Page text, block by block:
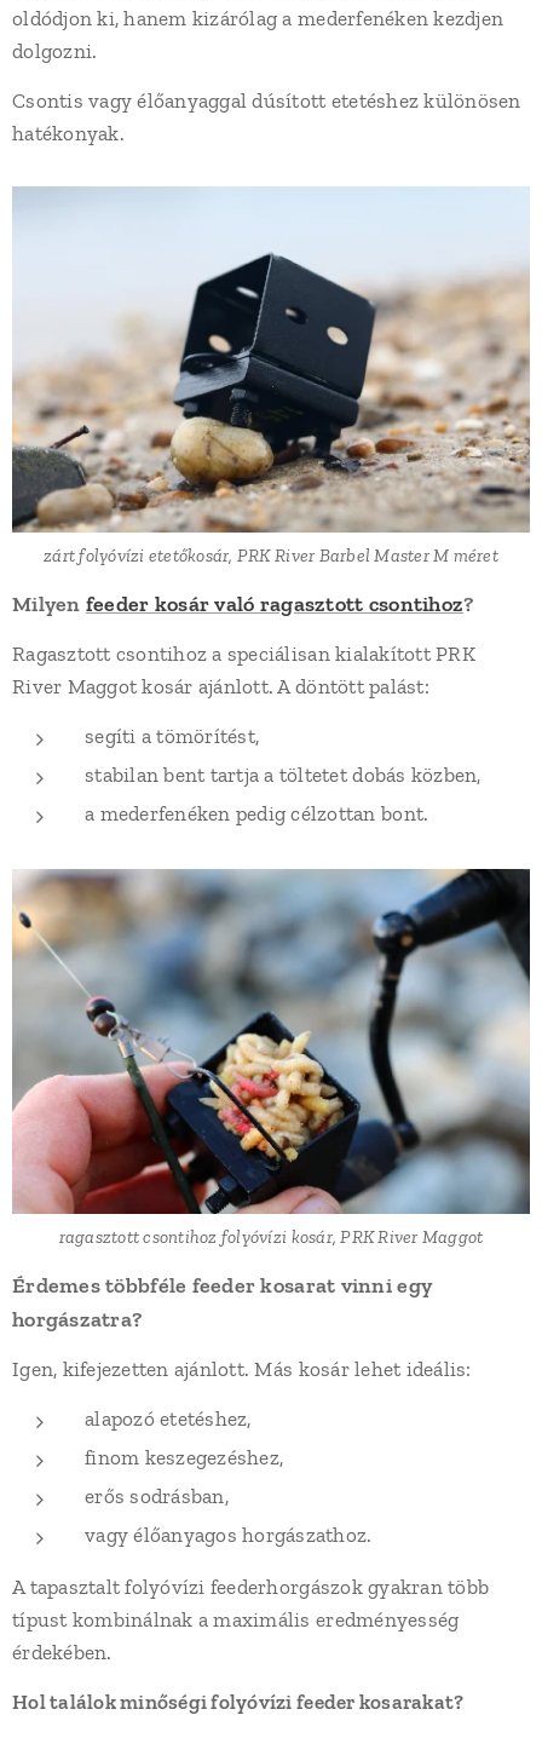
oldódjon ki, hanem kizárólag a mederfenéken kezdjen
dolgozni.
Csontis vagy élőanyaggal dúsított etetéshez különösen
hatékonyak.
zárt folyóvízi etetőkosár, PRK River Barbel Master M méret
Milyen feeder kosár való ragasztott csontihoz?
Ragasztott csontihoz a speciálisan kialakított PRK
River Maggot kosár ajánlott. A döntött palást:
segíti a tömörítést,
stabilan bent tartja a töltetet dobás közben,
a mederfenéken pedig célzottan bont.
ragasztott csontihoz folyóvízi kosár, PRK River Maggot
Érdemes többféle feeder kosarat vinni egy
horgászatra?
Igen, kifejezetten ajánlott. Más kosár lehet ideális:
alapozó etetéshez,
finom keszegezéshez,
erős sodrásban,
vagy élőanyagos horgászathoz.
A tapasztalt folyóvízi feederhorgászok gyakran több
típust kombinálnak a maximális eredményesség
érdekében.
Hol találok minőségi folyóvízi feeder kosarakat?